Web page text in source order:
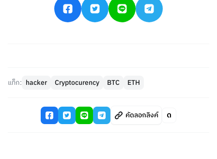
แท็ก: hacker Cryptocurency BTC ETH
คัดลอกลิงค์